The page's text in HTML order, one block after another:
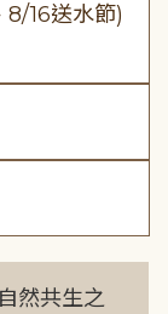
16送水節)
然共生之